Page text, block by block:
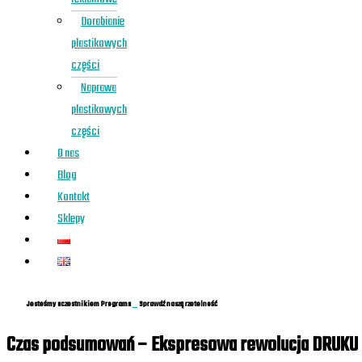
Dorabianie
plastikowych
części
Naprawa
plastikowych
części
O nas
Blog
Kontakt
Sklepy
Jesteśmy uczestnikiem Programu Sprawdź naszą rzetelność
Czas podsumowań – Ekspresowa rewolucja DRUKU